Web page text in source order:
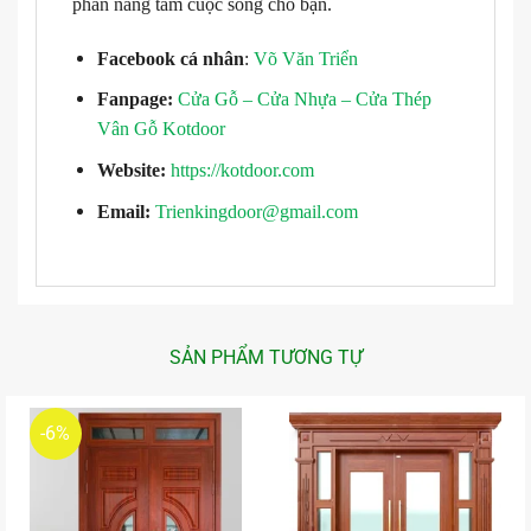
phần nâng tầm cuộc sống cho bạn.
Facebook cá nhân: Võ Văn Triển
Fanpage: Cửa Gỗ – Cửa Nhựa – Cửa Thép
Vân Gỗ Kotdoor
Website: https://kotdoor.com
Email: Trienkingdoor@gmail.com
SẢN PHẨM TƯƠNG TỰ
-6%